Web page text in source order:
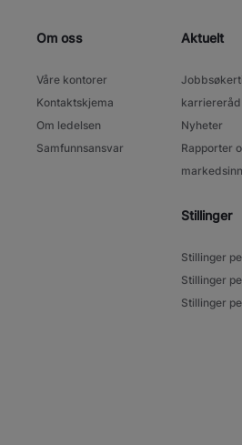
Om oss
Våre kontorer
Kontaktskjema
Om ledelsen
Samfunnsansvar
Aktuelt
karriereråd
Nyheter
Rapporter
Stillinger
Stillinger
Stillinger
Stillinger